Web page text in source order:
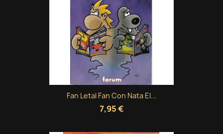
Fan Letal Fan Con Nata El...
7,95 €